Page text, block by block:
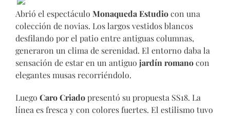
Abrió el espectáculo Monaqueda Estudiocon una
colección de novias. Los largos vestidos blancos
desfilando por el patio entre antiguas columnas,
generaron un clima de serenidad. El entorno daba la
sensación de estar en un antiguo jardín romanocon
elegantes musas recorriéndolo.
Luego Caro Criadopresentó su propuesta SS18. La
línea es fresca y con colores fuertes. El estilismo tuvo